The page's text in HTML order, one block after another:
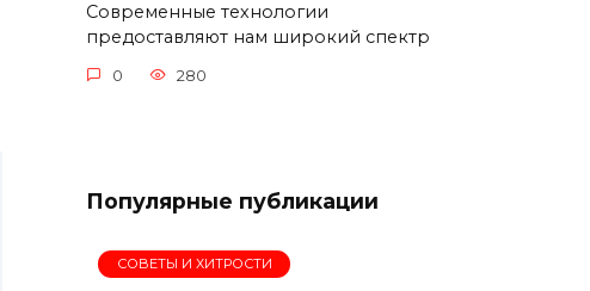
Современные технологии
предоставляют нам широкий спектр
0 280
Популярные публикации
СОВЕТЫ И ХИТРОСТИ